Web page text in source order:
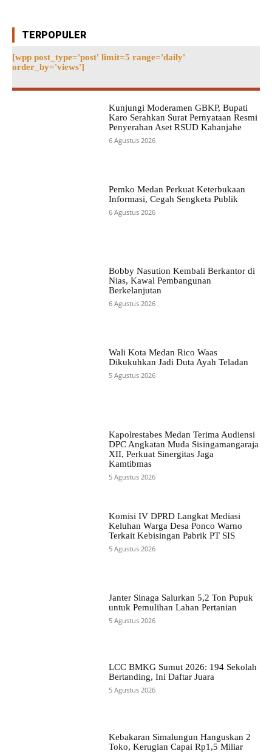
TERPOPULER
[wpp post_type='post' limit=5 range='daily'
order_by='views']
Kunjungi Moderamen GBKP, Bupati
Karo Serahkan Surat Pernyataan Resmi
Penyerahan Aset RSUD Kabanjahe
6 Agustus 2026
Pemko Medan Perkuat Keterbukaan
Informasi, Cegah Sengketa Publik
6 Agustus 2026
Bobby Nasution Kembali Berkantor di
Nias, Kawal Pembangunan
Berkelanjutan
6 Agustus 2026
Wali Kota Medan Rico Waas
Dikukuhkan Jadi Duta Ayah Teladan
5 Agustus 2026
Kapolrestabes Medan Terima Audiensi
DPC Angkatan Muda Sisingamangaraja
XII, Perkuat Sinergitas Jaga
Kamtibmas
5 Agustus 2026
Komisi IV DPRD Langkat Mediasi
Keluhan Warga Desa Ponco Warno
Terkait Kebisingan Pabrik PT SIS
5 Agustus 2026
Janter Sinaga Salurkan 5,2 Ton Pupuk
untuk Pemulihan Lahan Pertanian
5 Agustus 2026
LCC BMKG Sumut 2026: 194 Sekolah
Bertanding, Ini Daftar Juara
5 Agustus 2026
Kebakaran Simalungun Hanguskan 2
Toko, Kerugian Capai Rp1,5 Miliar